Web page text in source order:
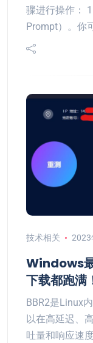
骤进行操作：
Prompt）。你
技术相关 2023
Windows
下载都跑满
BBR2是Linux
以在高延迟、
吐量和响应速